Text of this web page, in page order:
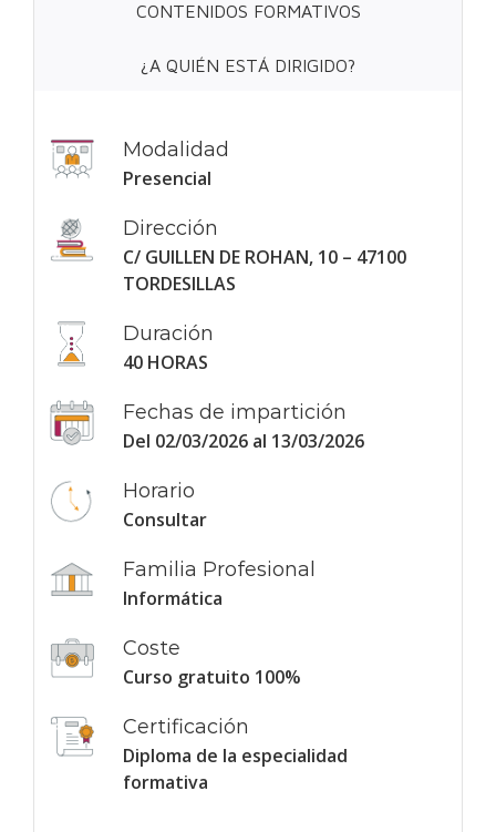
CONTENIDOS FORMATIVOS
¿A QUIÉN ESTÁ DIRIGIDO?
Modalidad
Presencial
Dirección
C/ GUILLEN DE ROHAN, 10 – 47100
TORDESILLAS
Duración
40 HORAS
Fechas de impartición
Del 02/03/2026 al 13/03/2026
Horario
Consultar
Familia Profesional
Informática
Coste
Curso gratuito 100%
Certificación
Diploma de la especialidad
formativa